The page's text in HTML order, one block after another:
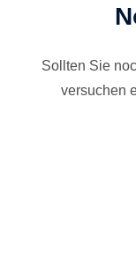
Sollten Sie
versuchen